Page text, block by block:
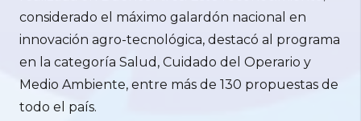
considerado el máximo galardón nacional en
innovación agro-tecnológica, destacó al programa
en la categoría Salud, Cuidado del Operario y
Medio Ambiente, entre más de 130 propuestas de
todo el país.